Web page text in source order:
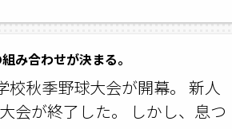
み合わせが決まる。
校秋季野球大会が開幕。 新人
会が終了した。 しかし、息つ